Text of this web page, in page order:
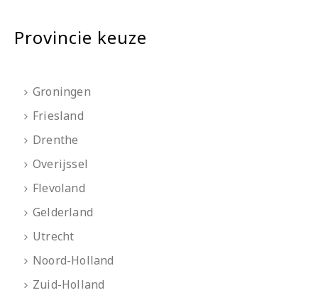
Provincie keuze
Groningen
Friesland
Drenthe
Overijssel
Flevoland
Gelderland
Utrecht
Noord-Holland
Zuid-Holland